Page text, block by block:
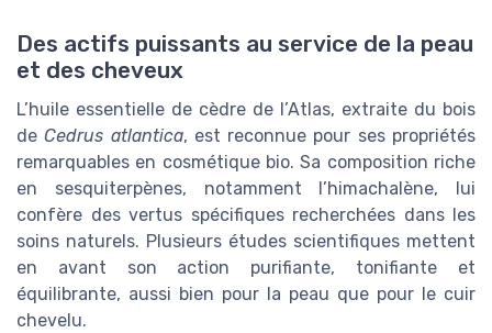
Des actifs puissants au service de la peau
et des cheveux
L’huile essentielle de cèdre de l’Atlas, extraite du bois
deCedrus atlantica, est reconnue pour ses propriétés
remarquables en cosmétique bio. Sa composition riche
en sesquiterpènes, notamment l’himachalène, lui
confère des vertus spécifiques recherchées dans les
soins naturels. Plusieurs études scientifiques mettent
en avant son action purifiante, tonifiante et
équilibrante, aussi bien pour la peau que pour le cuir
chevelu.